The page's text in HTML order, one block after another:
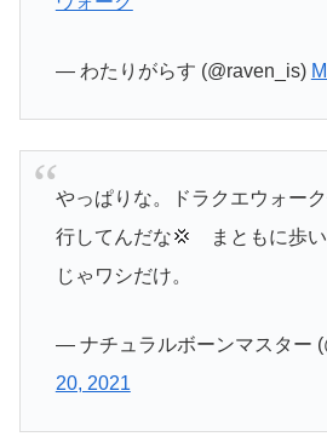
— わたりがらす (@raven_is)
やっぱりな。ドラクエウォー
行してんだな💢 まともに歩
じゃワシだけ。
— ナチュラルボーンマスター
20, 2021